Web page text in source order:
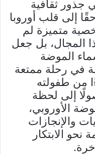
جذور ثقافية
إلى قلب أوروبا
متميزة لم
المجال، بل جعل
الموضة
في رحلة ممتعة
من طفولته
إلى لحظة
الأوروبي،
والإنجازات
الابتكار